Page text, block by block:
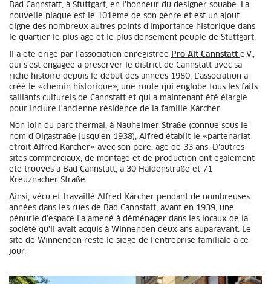
Bad Cannstatt, à Stuttgart, en l'honneur du designer souabe. La
nouvelle plaque est le 101ème de son genre et est un ajout
digne des nombreux autres points d'importance historique dans
le quartier le plus âgé et le plus densément peuplé de Stuttgart.
Il a été érigé par l'association enregistrée Pro Alt Cannstatt e.V.,
qui s'est engagée à préserver le district de Cannstatt avec sa
riche histoire depuis le début des années 1980. L'association a
créé le «chemin historique», une route qui englobe tous les faits
saillants culturels de Cannstatt et qui a maintenant été élargie
pour inclure l'ancienne résidence de la famille Kärcher.
Non loin du parc thermal, à Nauheimer Straße (connue sous le
nom d'Olgastraße jusqu'en 1938), Alfred établit le «partenariat
étroit Alfred Kärcher» avec son père, âgé de 33 ans. D'autres
sites commerciaux, de montage et de production ont également
été trouvés à Bad Cannstatt, à 30 Haldenstraße et 71
Kreuznacher Straße.
Ainsi, vécu et travaillé Alfred Kärcher pendant de nombreuses
années dans les rues de Bad Cannstatt, avant en 1939, une
pénurie d'espace l'a amené à déménager dans les locaux de la
société qu'il avait acquis à Winnenden deux ans auparavant. Le
site de Winnenden reste le siège de l'entreprise familiale à ce
jour.